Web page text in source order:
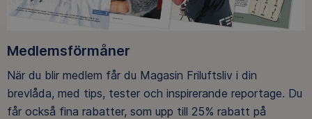
Medlemsförmåner
När du blir medlem får du Magasin Friluftsliv i din
brevlåda, med tips, tester och inspirerande reportage. Du
får också fina rabatter, som upp till 25% rabatt på